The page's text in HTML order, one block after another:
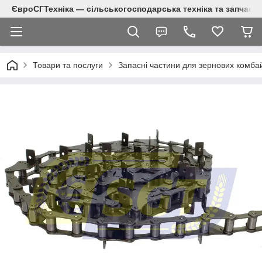
ЄвроСГТехніка — сільськогосподарська техніка та
Товари та послуги Запасні частини для зернових